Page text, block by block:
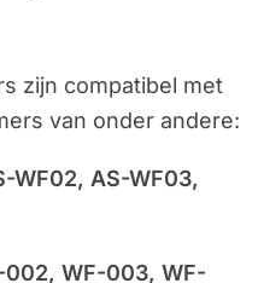
zijn compatibel met
van onder andere:
WF02, AS-WF03,
002, WF-003, WF-